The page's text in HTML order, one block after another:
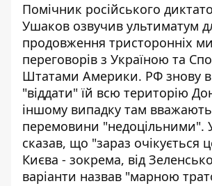
Помічник російського
Ушаков озвучив ультиматум
продовження тристоронніх
переговорів з Україною та
Штатами Америки. РФ знову
"віддати" їй всю територію
іншому випадку там вважають
перемовини "недоцільними".
сказав, що "зараз очікується
Києва - зокрема, від
варіанти назвав "марною